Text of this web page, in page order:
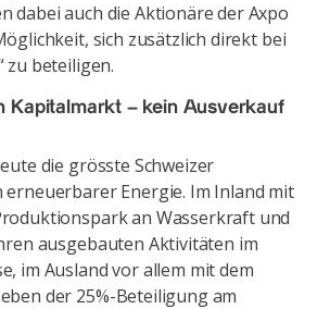
dabei auch die Aktionäre der Axpo
sich zusätzlich direkt bei
zu beteiligen.
Kapitalmarkt – kein Ausverkauf
die grösste Schweizer
erneuerbarer Energie. Im Inland mit
an Wasserkraft und
ausgebauten Aktivitäten im
im Ausland vor allem mit dem
der 25%-Beteiligung am